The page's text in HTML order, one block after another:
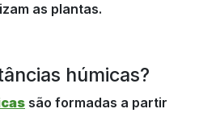
as plantas.
húmicas?
são formadas a partir